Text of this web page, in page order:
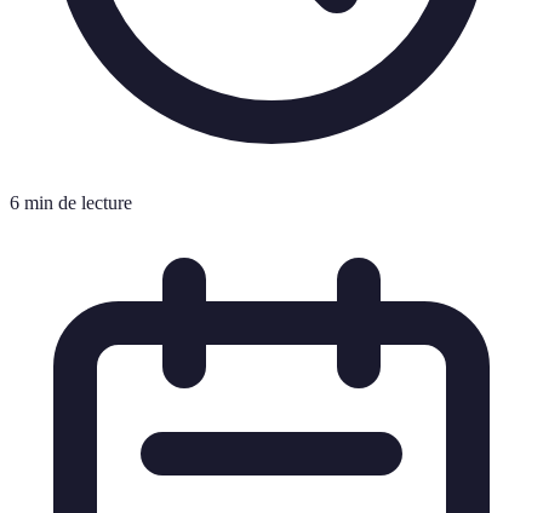
6 min de lecture